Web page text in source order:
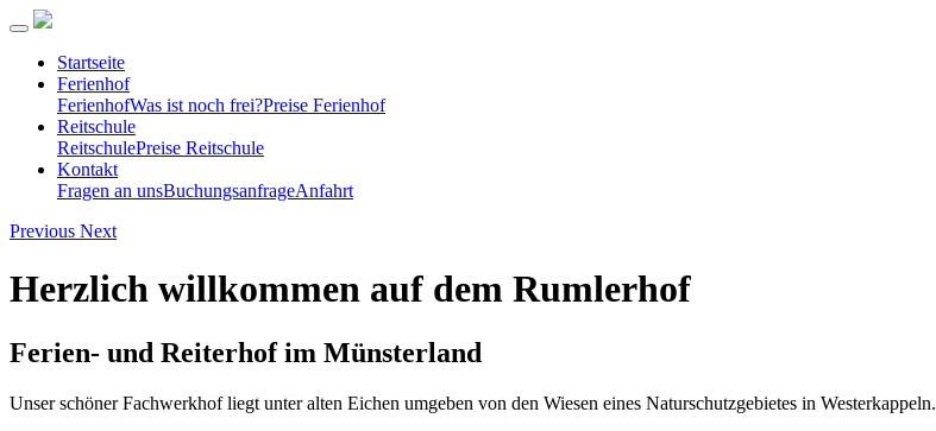
Startseite
Ferienhof
FerienhofWas ist noch frei?Preise Ferienhof
Reitschule
ReitschulePreise Reitschule
Kontakt
Fragen an unsBuchungsanfrageAnfahrt
Previous Next
Herzlich willkommen auf dem Rumlerhof
Ferien- und Reiterhof im Münsterland
Unser schöner Fachwerkhof liegt unter alten Eichen umgeben von den Wiesen eines Naturschutzgebietes in Westerkappeln.